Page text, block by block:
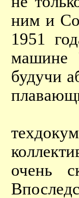
ним и
1951
машине
будучи
очень